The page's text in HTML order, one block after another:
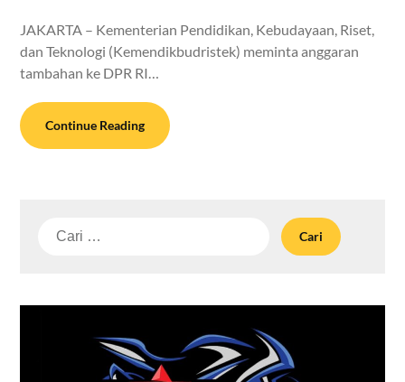
JAKARTA – Kementerian Pendidikan, Kebudayaan, Riset,
dan Teknologi (Kemendikbudristek) meminta anggaran
tambahan ke DPR RI…
Continue Reading
Cari